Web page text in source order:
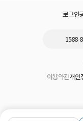
로그인
1588-
이용약관개인